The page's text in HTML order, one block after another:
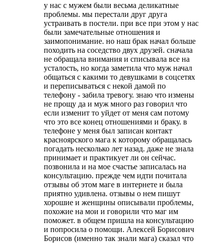
у нас с мужем были весьма деликатные
проблемы. мы перестали друг друга
устраивать в постели. при все при этом у нас
были замечательные отношения и
заимопонимание. но наш брак начал больше
походить на соседство двух друзей. сначала
не обращала внимания и списывала все на
усталость, но когда заметила что муж начал
общаться с какими то девушками в соцсетях
и переписываться с некой дамой по
телефону - забила тревогу. знаю что измены
не прощу да и муж много раз говорил что
если изменит то уйдет от меня сам потому
что это все конец отношениями и браку. в
телефоне у меня был записан контакт
красноярского мага к которому обращалась
погадать несколько лет назад. даже не знала
принимает и практикует ли он сейчас.
позвонила и на мое счастье записалась на
консультацию. прежде чем идти почитала
отзывы об этом маге в интернете и была
приятно удивлена. отзывы о нем пишут
хорошие и женщины описывали проблемы,
похожие на мои и говорили что маг им
поможет. в общем пришла на консультацию
и попросила о помощи. Алексей Борисович
Борисов (именно так знали мага) сказал что